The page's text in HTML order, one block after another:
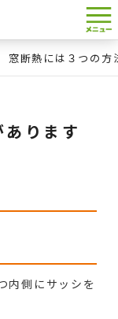
窓断熱には３つの方
ります
側にサッシを